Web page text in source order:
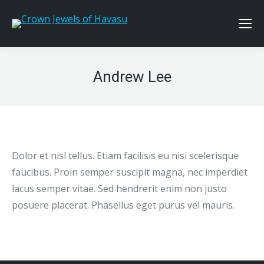
Andrew Lee
Dolor et nisl tellus. Etiam facilisis eu nisi scelerisque
faucibus. Proin semper suscipit magna, nec imperdiet
lacus semper vitae. Sed hendrerit enim non justo
posuere placerat. Phasellus eget purus vel mauris.